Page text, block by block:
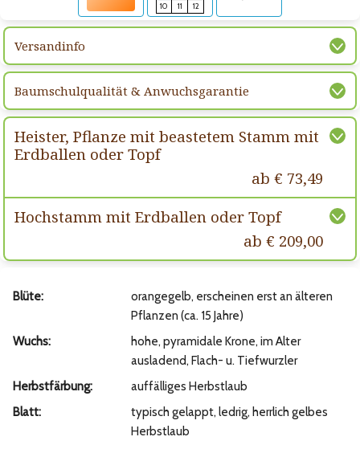
10
11 12
Versandinfo
Baumschulqualität & Anwuchsgarantie
Heister, Pflanze mit beastetem Stamm mit
Erdballen oder Topf
ab € 73,49
Hochstamm mit Erdballen oder Topf
ab € 209,00
Blüte:
orangegelb, erscheinen erst an älteren
Pflanzen (ca. 15 Jahre)
Wuchs:
hohe, pyramidale Krone, im Alter
ausladend, Flach- u. Tiefwurzler
Herbstfärbung:
auffälliges Herbstlaub
Blatt:
typisch gelappt, ledrig, herrlich gelbes
Herbstlaub